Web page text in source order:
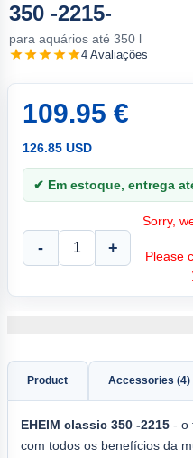
350 -2215-
para aquários até 350 l
4 Avaliações
109.95 €
126.85 USD
✔ Em estoque, entrega
- +
Sorry,
Please
Product Accessories (4)
EHEIM classic 350 -2215 - o
com todos os benefícios da